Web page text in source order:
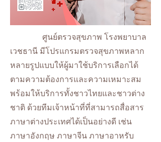
ศูนย์ตรวจสุขภาพ โรงพยาบาล
เวชธานี มีโปรแกรมตรวจสุขภาพหลาก
หลายรูปแบบให้ผู้มาใช้บริการเลือกได้
ตามความต้องการและความเหมาะสม
พร้อมให้บริการทั้งชาวไทยและชาวต่าง
ชาติ ด้วยทีมเจ้าหน้าที่ที่สามารถสื่อสาร
ภาษาต่างประเทศได้เป็นอย่างดี เช่น
ภาษาอังกฤษ ภาษาจีน ภาษาอาหรับ